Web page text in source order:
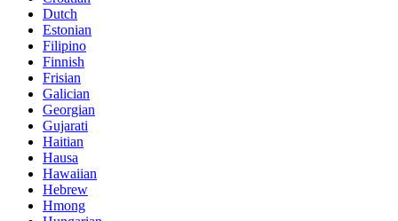
Dutch
Estonian
Filipino
Finnish
Frisian
Galician
Georgian
Gujarati
Haitian
Hausa
Hawaiian
Hebrew
Hmong